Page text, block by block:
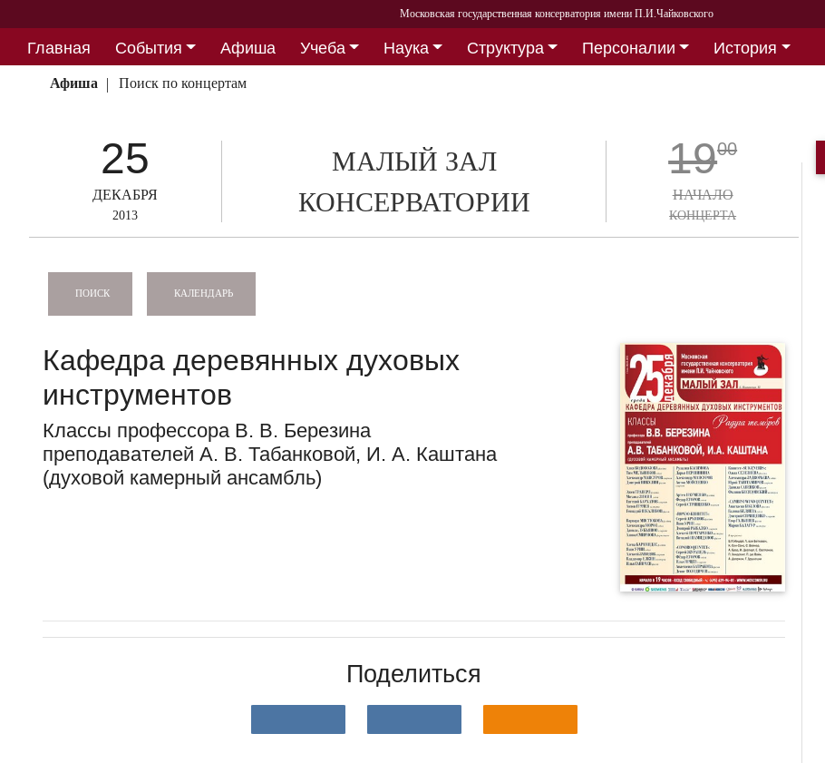
Московская государственная консерватория имени П.И.Чайковского
Главная События Афиша Учеба Наука Структура Персоналии
История
Партнерство
Афиша Поиск по концертам
25
ДЕКАБРЯ
2013
МАЛЫЙ ЗАЛ
КОНСЕРВАТОРИИ
1900
НАЧАЛО
КОНЦЕРТА
ПОИСК КАЛЕНДАРЬ
Кафедра деревянных духовых
инструментов
Классы профессора В. В. Березина
преподавателей А. В. Табанковой, И. А. Каштана
(духовой камерный ансамбль)
Поделиться